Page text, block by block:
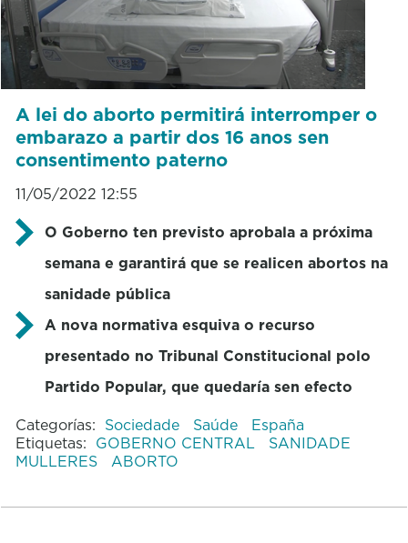
A lei do aborto permitirá interromper o
embarazo a partir dos 16 anos sen
consentimento paterno
11/05/2022 12:55
O Goberno ten previsto aprobala a próxima
semana e garantirá que se realicen abortos na
sanidade pública
A nova normativa esquiva o recurso
presentado no Tribunal Constitucional polo
Partido Popular, que quedaría sen efecto
Categorías: Sociedade Saúde
España
Etiquetas: GOBERNO CENTRAL
SANIDADE
MULLERES
ABORTO